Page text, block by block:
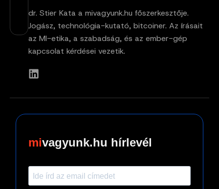
dr. Stier Kata a mivagyunk.hu főszerkesztője.
Jogász, technológia-kutató, bitcoiner. Az írásait
az MI-etika, a szabadság, és az ember-gép
kapcsolat kérdései vezetik.
vagyunk.hu hírlevél